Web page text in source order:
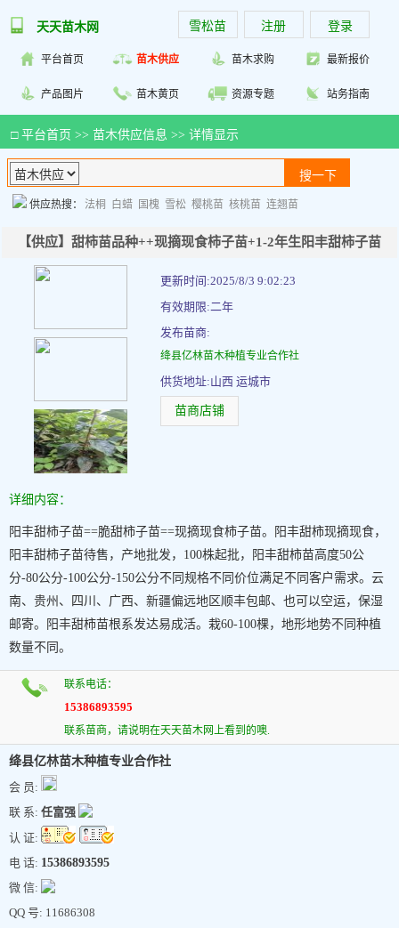
天天苗木网 雪松苗 注册 登录
平台首页 苗木供应 苗木求购 最新报价
产品图片 苗木黄页 资源专题 站务指南
□ 平台首页 >> 苗木供应信息 >> 详情显示
供应热搜： 法桐 白蜡 国槐 雪松 樱桃苗 核桃苗 连翘苗
【供应】甜柿苗品种++现摘现食柿子苗+1-2年生阳丰甜柿子苗
更新时间:2025/8/3 9:02:23
有效期限:二年
发布苗商:
绛县亿林苗木种植专业合作社
供货地址:山西 运城市
苗商店铺
详细内容：
阳丰甜柿子苗==脆甜柿子苗==现摘现食柿子苗。阳丰甜柿现摘现食，
阳丰甜柿子苗待售，产地批发，100株起批，阳丰甜柿苗高度50公
分-80公分-100公分-150公分不同规格不同价位满足不同客户需求。云
南、贵州、四川、广西、新疆偏远地区顺丰包邮、也可以空运，保湿
邮寄。阳丰甜柿苗根系发达易成活。栽60-100棵，地形地势不同种植
数量不同。
联系电话：
15386893595
联系苗商，请说明在天天苗木网上看到的噢.
绛县亿林苗木种植专业合作社
会 员:
联 系: 任富强
认 证:
电 话: 15386893595
微 信:
QQ 号: 11686308